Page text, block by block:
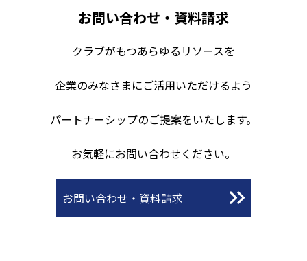
お問い合わせ・資料請求
クラブがもつあらゆるリソースを
企業のみなさまにご活用いただけるよう
パートナーシップのご提案をいたします。
お気軽にお問い合わせください。
お問い合わせ・資料請求